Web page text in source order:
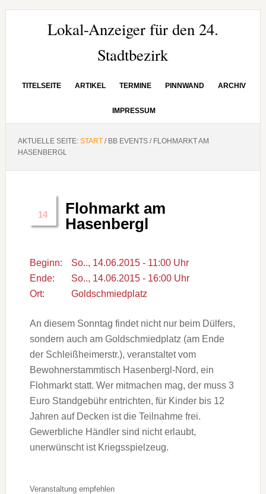
Hauptnavigation
SeitenspalteLokal-Anzeiger für den 24.
Stadtbezirk
TITELSEITE ARTIKEL TERMINE PINNWAND ARCHIV
IMPRESSUM
AKTUELLE SEITE: START /BB EVENTS /FLOHMARKT AM
HASENBERGL
14
Flohmarkt am
Hasenbergl
Beginn:
So.., 14.06.2015 - 11:00 Uhr
Ende:
So.., 14.06.2015 - 16:00 Uhr
Ort:
Goldschmiedplatz
An diesem Sonntag findet nicht nur beim Dülfers,
sondern auch am Goldschmiedplatz (am Ende
der Schleißheimerstr.), veranstaltet vom
Bewohnerstammtisch Hasenbergl-Nord, ein
Flohmarkt statt. Wer mitmachen mag, der muss 3
Euro Standgebühr entrichten, für Kinder bis 12
Jahren auf Decken ist die Teilnahme frei.
Gewerbliche Händler sind nicht erlaubt,
unerwünscht ist Kriegsspielzeug.
Veranstaltung empfehlen